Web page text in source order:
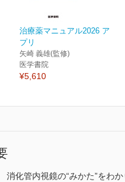
治療薬マニュアル2026 ア
プリ
矢崎 義雄(監修)
医学書院
¥5,610
消化管内視鏡の“みかた”をわ